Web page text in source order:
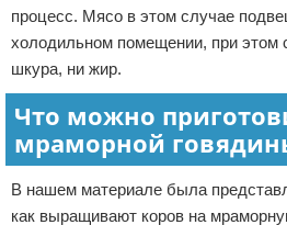
процесс. Мясо в этом случае
холодильном помещении, при этом
шкура, ни жир.
Что можно
мраморной
В нашем материале была
как выращивают коров на